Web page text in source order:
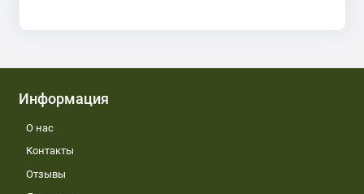
Информация
О нас
Контакты
Отзывы